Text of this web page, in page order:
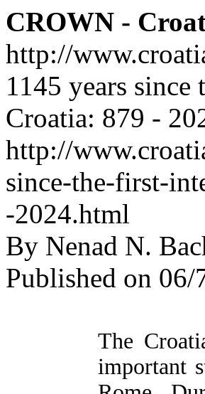
CROWN -
http://
1145 years
Croatia: 879 -
http://
since-the-first-
-2024.html
By Nenad N.
Published on 06/
The
important